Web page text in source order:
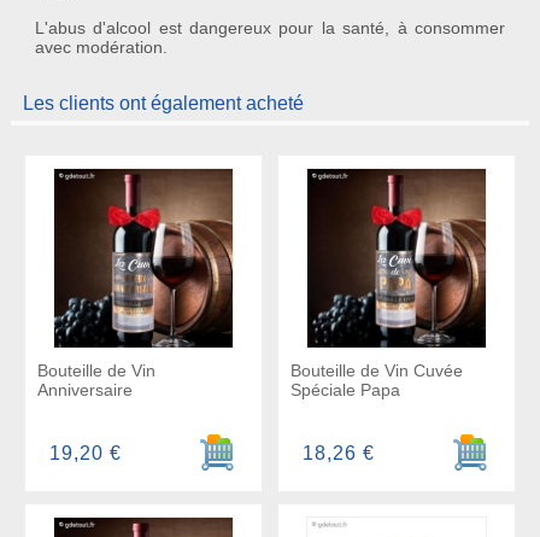
L'abus d'alcool est dangereux pour la santé, à consommer
avec modération.
Les clients ont également acheté
Bouteille de Vin
Anniversaire
Ajouter au panier
19,20 €
Bouteille de Vin Cuvée
Spéciale Papa
Ajouter
18,26 €